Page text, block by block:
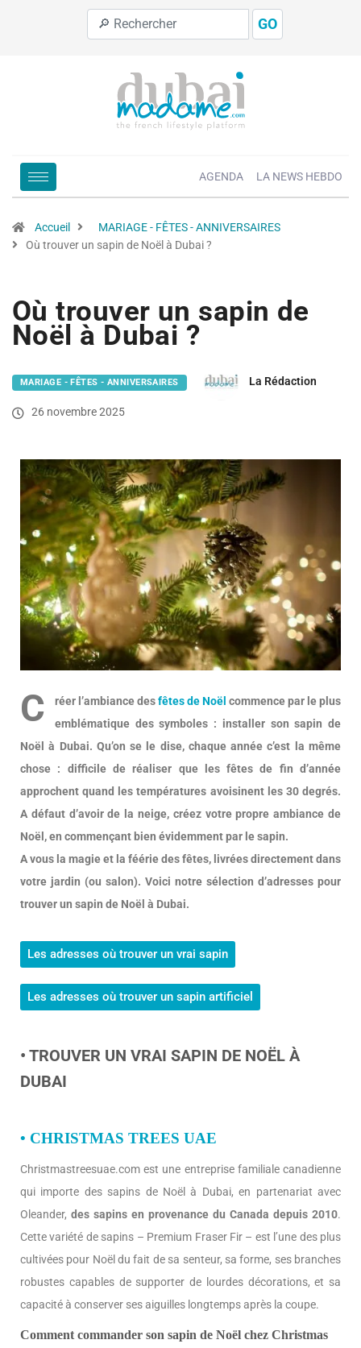
GO
AGENDA LA NEWS HEBDO
Accueil
MARIAGE - FÊTES - ANNIVERSAIRES
Où trouver un sapin de Noël à Dubai ?
Où trouver un sapin de
Noël à Dubai ?
MARIAGE - FÊTES - ANNIVERSAIRES La Rédaction
26 novembre 2025
C réer l’ambiance desfêtes de Noël commence par le plus
emblématique des symboles : installer son sapin de
Noël à Dubai. Qu’on se le dise, chaque année c’est la même
chose : difficile de réaliser que les fêtes de fin d’année
approchent quand les températures avoisinent les 30 degrés.
A défaut d’avoir de la neige, créez votre propre ambiance de
Noël, en commençant bien évidemment par le sapin.
A vous la magie et la féérie des fêtes, livrées directement dans
votre jardin (ou salon). Voici notre sélection d’adresses pour
trouver un sapin de Noël à Dubai.
Les adresses où trouver un vrai sapin
Les adresses où trouver un sapin artificiel
• TROUVER UN VRAI SAPIN DE NOËL À
DUBAI
• CHRISTMAS TREES UAE
Christmastreesuae.com est une entreprise familiale canadienne
qui importe des sapins de Noël à Dubai, en partenariat avec
Oleander, des sapins en provenance du Canada depuis 2010.
Cette variété de sapins – Premium Fraser Fir – est l’une des plus
cultivées pour Noël du fait de sa senteur, sa forme, ses branches
robustes capables de supporter de lourdes décorations, et sa
capacité à conserver ses aiguilles longtemps après la coupe.
Comment commander son sapin de Noël chez Christmas